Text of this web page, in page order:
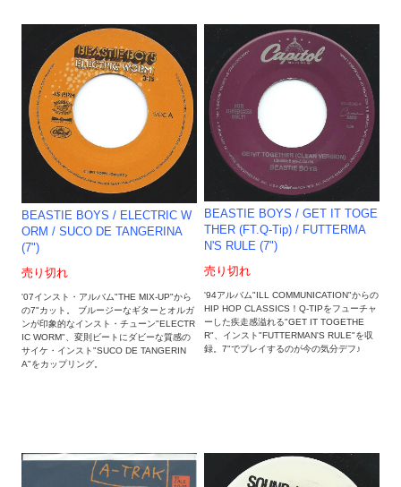
BEASTIE BOYS / ELECTRIC W
ORM / SUCO DE TANGERINA
(7")
売り切れ
'07インスト・アルバム"THE MIX-UP"から
の7"カット。 ブルージーなギターとオルガ
ンが印象的なインスト・チューン"ELECTR
IC WORM"、変則ビートにダビーな質感の
サイケ・インスト"SUCO DE TANGERIN
A"をカップリング。
BEASTIE BOYS / GET IT TOGE
THER (FT.Q-Tip) / FUTTERMA
N'S RULE (7")
売り切れ
'94アルバム"ILL COMMUNICATION"からの
HIP HOP CLASSICS！Q-TIPをフューチャ
ーした疾走感溢れる"GET IT TOGETHE
R"、インスト"FUTTERMAN'S RULE"を収
録。7"でプレイするのが今の気分デフ♪